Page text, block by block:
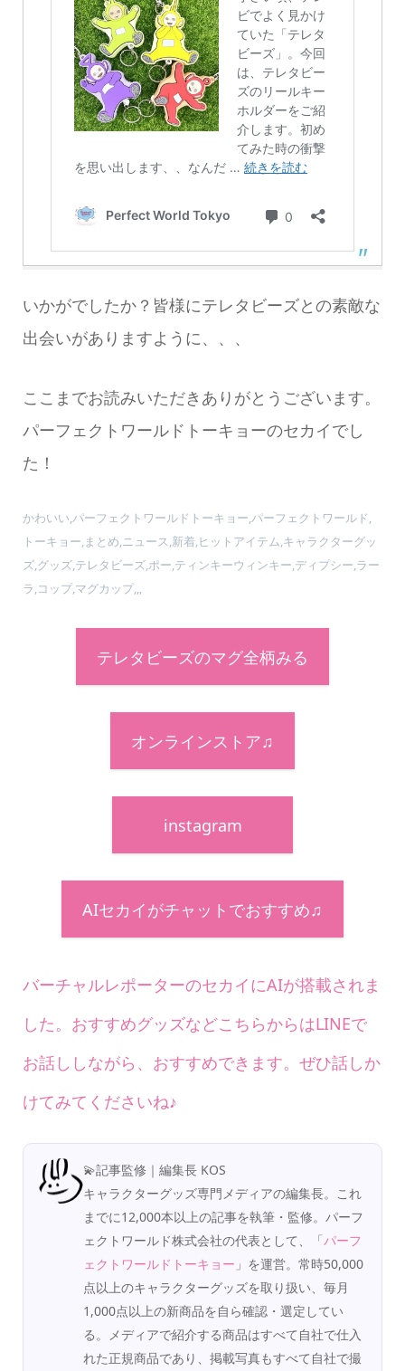
いかがでしたか？皆様にテレタビーズとの素敵な
出会いがありますように、、、
ここまでお読みいただきありがとうございます。
パーフェクトワールドトーキョーのセカイでし
た！
かわいい,パーフェクトワールドトーキョー,パーフェクトワールド,
トーキョー,まとめ,ニュース,新着,ヒットアイテム,キャラクターグッ
ズ,グッズ,テレタビーズ,ポー,ティンキーウィンキー,ディプシー,ラー
ラ,コップ,マグカップ,,,
テレタビーズのマグ全柄みる
オンラインストア♫
instagram
AIセカイがチャットでおすすめ♫
バーチャルレポーターのセカイにAIが搭載されま
した。おすすめグッズなどこちらからはLINEで
お話ししながら、おすすめできます。ぜひ話しか
けてみてくださいね♪
💫記事監修｜編集長 KOS
キャラクターグッズ専門メディアの編集長。これ
までに12,000本以上の記事を執筆・監修。パーフ
ェクトワールド株式会社の代表として、「パーフ
ェクトワールドトーキョー 」を運営。常時50,000
点以上のキャラクターグッズを取り扱い、毎月
1,000点以上の新商品を自ら確認・選定してい
る。メディアで紹介する商品はすべて自社で仕入
れた正規商品であり、掲載写真もすべて自社で撮